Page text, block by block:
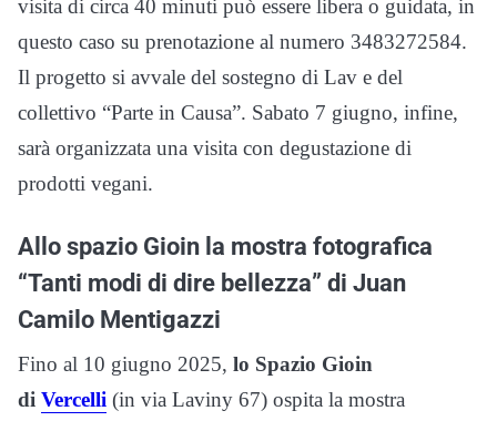
visita di circa 40 minuti può essere libera o guidata, in
questo caso su prenotazione al numero 3483272584.
Il progetto si avvale del sostegno di Lav e del
collettivo “Parte in Causa”. Sabato 7 giugno, infine,
sarà organizzata una visita con degustazione di
prodotti vegani.
Allo spazio Gioin la mostra fotografica
“Tanti modi di dire bellezza” di Juan
Camilo Mentigazzi
Fino al 10 giugno 2025, lo Spazio Gioin
di Vercelli (in via Laviny 67) ospita la mostra